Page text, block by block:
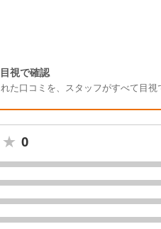
視で確認
た口コミを、スタッフがすべて目
0